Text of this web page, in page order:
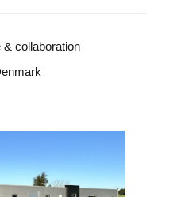
collaboration